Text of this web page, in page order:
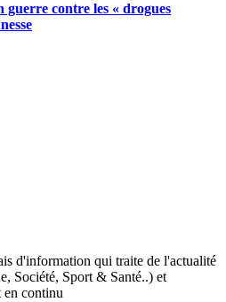
guerre contre les « drogues
d'information qui traite de l'actualité
Société, Sport & Santé..) et
en continu